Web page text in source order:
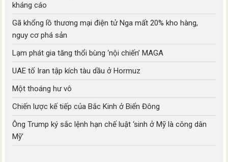
kháng cáo
Gã khổng lồ thương mại điện tử Nga mất 20% kho hàng,
nguy cơ phá sản
Lạm phát gia tăng thổi bùng ‘nội chiến’ MAGA
UAE tố Iran tập kích tàu dầu ở Hormuz
Một thoáng hư vô
Chiến lược kế tiếp của Bắc Kinh ở Biển Đông
Ông Trump ký sắc lệnh hạn chế luật ‘sinh ở Mỹ là công dân
Mỹ’